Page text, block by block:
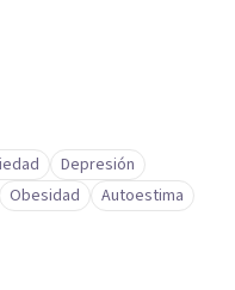
Depresión
Obesidad
Autoestima